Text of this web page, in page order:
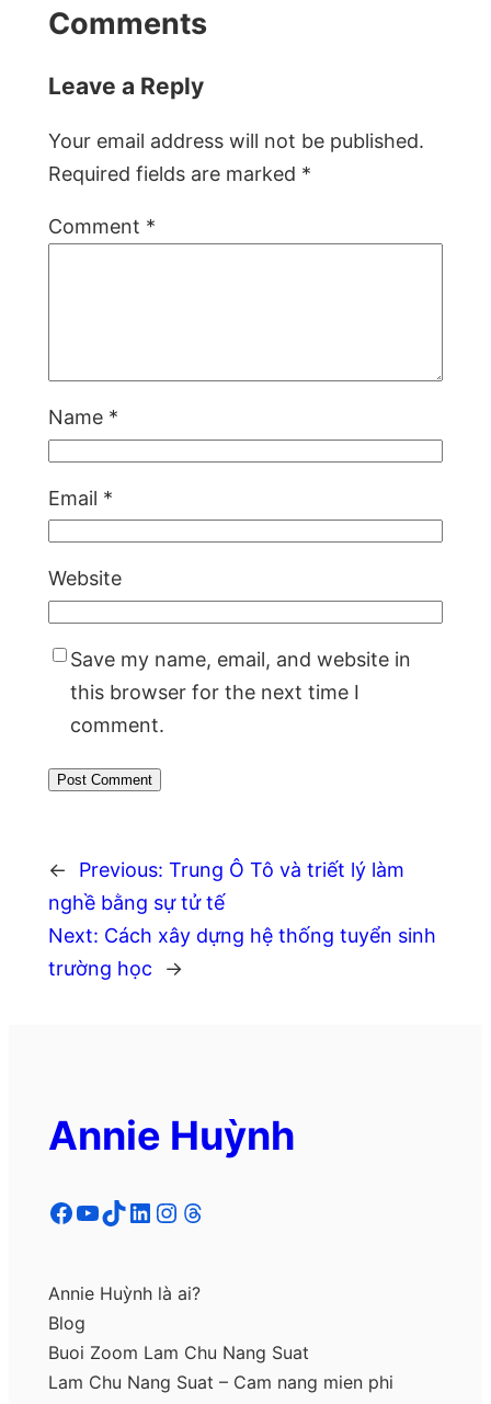
Comments
Leave a Reply
Your email address will not be published.
Required fields are marked *
Comment *
Name *
Email *
Website
Save my name, email, and website in
this browser for the next time I
comment.
← Previous: Trung Ô Tô và triết lý làm
nghề bằng sự tử tế
Next: Cách xây dựng hệ thống tuyển sinh
trường học
→
Annie Huỳnh
Facebook YouTube TikTok LinkedIn Instagram Threads
Annie Huỳnh là ai?
Blog
Buoi Zoom Lam Chu Nang Suat
Lam Chu Nang Suat – Cam nang mien phi